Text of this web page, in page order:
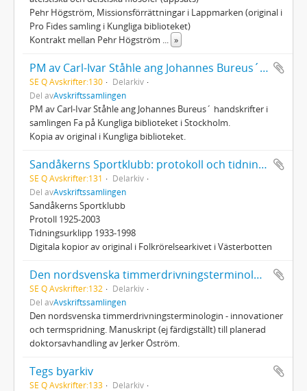
Pehr Högström, Missionsförrättningar i Lappmarken (original i
Pro Fides samling i Kungliga biblioteket)
Kontrakt mellan Pehr Högström
»
PM av Carl-Ivar Ståhle ang Johannes Bureus´ handskrifter i samlingen Fa på Kungliga biblioteket i Stockholm
SE Q Avskrifter:130
Delarkiv
Del avAvskriftssamlingen
PM av Carl-Ivar Ståhle ang Johannes Bureus´ handskrifter i
samlingen Fa på Kungliga biblioteket i Stockholm.
Kopia av original i Kungliga biblioteket.
Sandåkerns Sportklubb: protokoll och tidningsklipp
SE Q Avskrifter:131
Delarkiv
Del avAvskriftssamlingen
Sandåkerns Sportklubb
Protoll 1925-2003
Tidningsurklipp 1933-1998
Digitala kopior av original i Folkrörelsearkivet i Västerbotten
Den nordsvenska timmerdrivningsterminologin - innovationer och termspridning
SE Q Avskrifter:132
Delarkiv
Del avAvskriftssamlingen
Den nordsvenska timmerdrivningsterminologin - innovationer
och termspridning. Manuskript (ej färdigställt) till planerad
doktorsavhandling av Jerker Öström.
Tegs byarkiv
SE Q Avskrifter:133
Delarkiv